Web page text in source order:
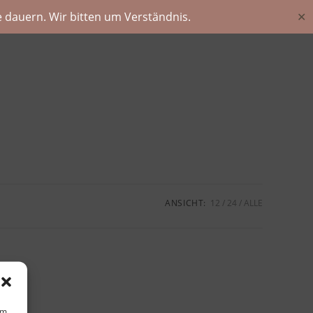
dauern. Wir bitten um Verständnis. ✕
ANSICHT: 12 24 ALLE